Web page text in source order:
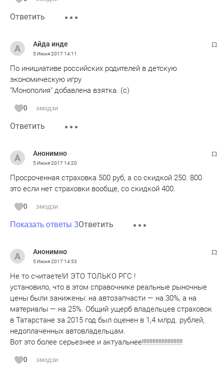
Ответить
Айда инде
5 Июня 201714:11
По инициативе российских родителей в детскую
экономическую игру
"Монополия" добавлена взятка. (с)
0 эмодзи
Ответить
Анонимно
5 Июня 201714:20
Просроченная страховка 500 руб, а со скидкой 250. 800
это если нет страховки вообще, со скидкой 400.
0 эмодзи
Показать ответы 3Ответить
Анонимно
5 Июня 201714:53
Не то считаете!И ЭТО ТОЛЬКО РГС !
установило, что в этом справочнике реальные рыночные
цены были занижены: на автозапчасти — на 30%, а на
материалы — на 25%. Общий ущерб владельцев страховок
в Татарстане за 2015 год был оценен в 1,4 млрд. рублей,
недоплаченных автовладельцам.
Вот это более серьезнее и актуальнее!!!!!!!!!!!!!!!!!!!!!!!!!!!
0 эмодзи